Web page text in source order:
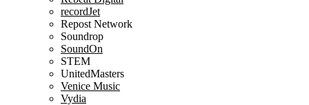
recordJet
Repost Network
Soundrop
SoundOn
STEM
UnitedMasters
Venice Music
Vydia